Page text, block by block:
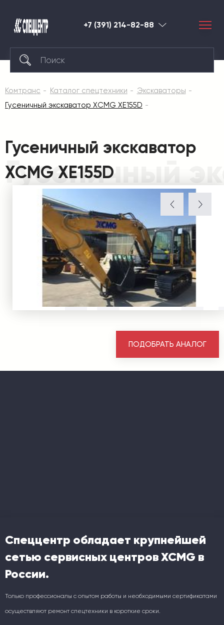
+7 (391) 214-82-88 Красноярск
Комтранс Каталог спецтехники
Экскаваторы
Гусеничный экскаватор XCMG XE155D
Гусеничный
Гусеничный экскаватор
XCMG XE155D
ПОДОБРАТЬ АНАЛОГ
Спеццентр обладает крупнейшей
сетью сервисных центров XCMG в
России.
Только профессионалы с опытом работы и необходимыми сертификатами
осуществляют ремонт спецтехники в короткие сроки.